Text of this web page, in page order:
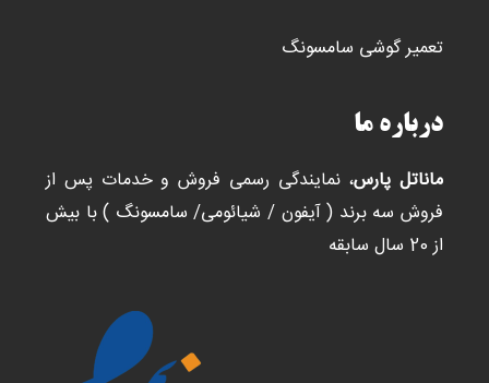
تعمیر گوشی سامسونگ
درباره ما
ماناتل پارس، نمایندگی رسمی فروش و خدمات پس از
فروش سه برند ( آیفون / شیائومی/ سامسونگ ) با بیش
از 20 سال سابقه